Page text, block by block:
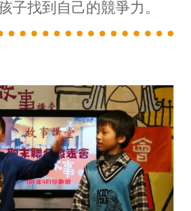
子找到自己的競爭力。